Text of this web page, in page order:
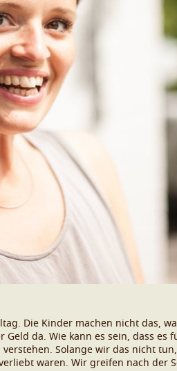
Die Kinder machen nicht das,
da. Wie kann es sein, dass es
Solange wir das nicht
waren. Wir greifen nach